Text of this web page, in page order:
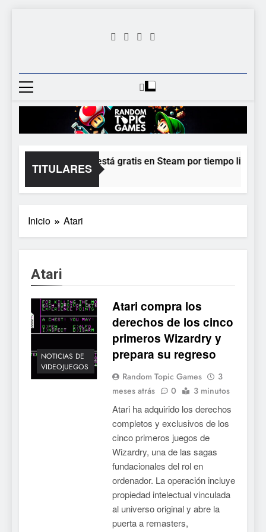
Random
Games
Videojuego Favorito
TITULARES
Moonlighter está gratis en Steam por tiempo
2 Horas Atrás
Inicio Atari
Atari
NOTICIAS DE
VIDEOJUEGOS
Atari compra los
derechos de los cinco
primeros Wizardry y
prepara su regreso
Random Topic Games
3
meses atrás
0 3 minutos
Atari ha adquirido los derechos
completos y exclusivos de los
cinco primeros juegos de
Wizardry, una de las sagas
fundacionales del rol en
ordenador. La operación incluye
propiedad intelectual vinculada
al universo original y abre la
puerta a remasters,
5
flotante con alma de álbum
de cromos
NOTICIAS DE VIDEOJUEGOS
6
cambios y todo lo que llega
con el lanzamiento
completo
Mistbound: Guild Wars
tendrá su primer CCG digital
para PC y móviles
NOTICIAS DE VIDEOJUEGOS
Onimusha: Way of the Sword